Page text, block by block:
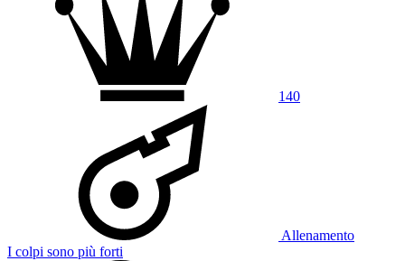
140
Allenamento
I colpi sono più forti